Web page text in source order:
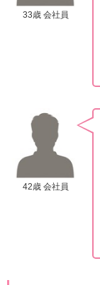
33歳 会社員
42歳 会社員